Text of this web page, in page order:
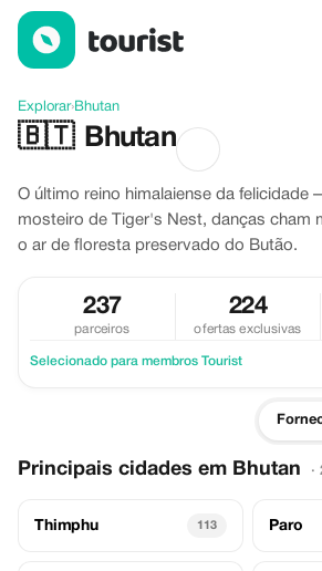
Descubra Bhutan
Explorar›Bhutan
🇧🇹 Bhutan
O último reino himalaiense da felicidade
mosteiro de Tiger's Nest, danças cham
o ar de floresta preservado do Butão.
237
parceiros
224
ofertas exclusivas
Selecionado para membros Tourist
Principais cidades em Bhutan ·
Thimphu 113 Paro